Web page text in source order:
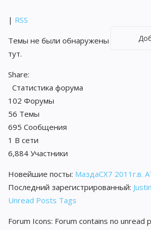
| RSS
Темы не были обнаружены
тут.
Share:
Статистика форума
102 Форумы
56 Темы
695 Сообщения
1 В сети
6,884 Участники
Новейшие посты: МаздаCX7 2011г.в.
Последний зарегистрированный:
Unread Posts Tags
Forum Icons: Forum contains no unread